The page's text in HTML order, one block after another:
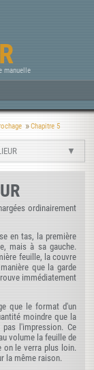
manuelle
Chapitre 5
ordinairement
en tas, la première
mais à sa gauche.
feuille, la couvre
que la garde
immédiatement
que le format d'un
moindre que la
l'impression. Ce
volume la feuille de
on le verra plus loin.
la même raison.